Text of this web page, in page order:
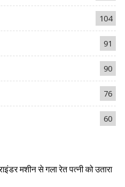
104
91
90
76
60
मशीन से गला रेत पत्नी को उतारा